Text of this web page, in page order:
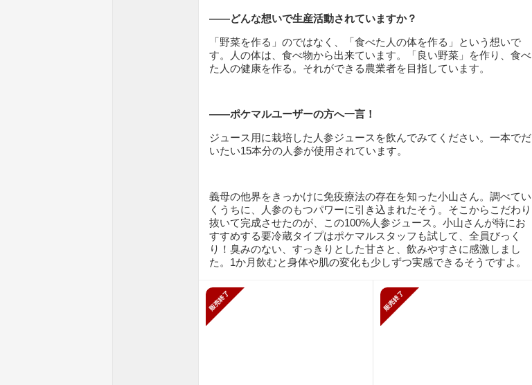
――どんな想いで生産活動されていますか？
「野菜を作る」のではなく、「食べた人の体を作る」という想いで
す。人の体は、食べ物から出来ています。「良い野菜」を作り、食べ
た人の健康を作る。それができる農業者を目指しています。
――ポケマルユーザーの方へ一言！
ジュース用に栽培した人参ジュースを飲んでみてください。一本でだ
いたい15本分の人参が使用されています。
義母の他界をきっかけに免疫療法の存在を知った小山さん。調べてい
くうちに、人参のもつパワーに引き込まれたそう。そこからこだわり
抜いて完成させたのが、この100%人参ジュース。小山さんが特にお
すすめする要冷蔵タイプはポケマルスタッフも試して、全員びっく
り！臭みのない、すっきりとした甘さと、飲みやすさに感激しまし
た。1か月飲むと身体や肌の変化も少しずつ実感できるそうですよ。